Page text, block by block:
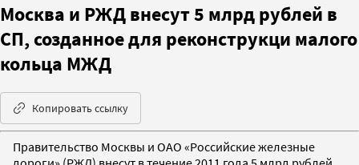
Москва и РЖД внесут 5 млрд рублей в
СП, созданное для реконструкци малого
кольца МЖД
Копировать ссылку
Правительство Москвы и ОАО «Российские железные